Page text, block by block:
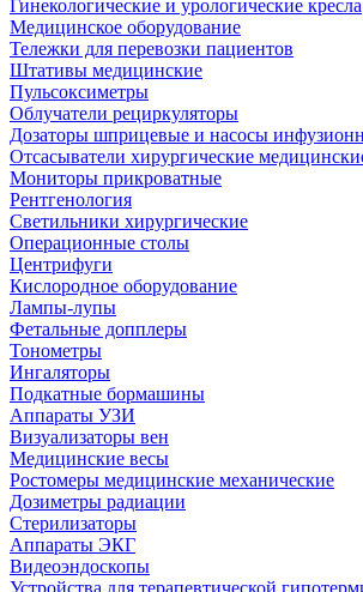
Гинекологические и урологические кресла
Медицинское оборудование
Тележки для перевозки пациентов
Штативы медицинские
Пульсоксиметры
Облучатели рециркуляторы
Дозаторы шприцевые и насосы
Отсасыватели хирургические
Мониторы прикроватные
Рентгенология
Светильники хирургические
Операционные столы
Центрифуги
Кислородное оборудование
Лампы-лупы
Фетальные допплеры
Тонометры
Ингаляторы
Подкатные бормашины
Аппараты УЗИ
Визуализаторы вен
Медицинские весы
Ростомеры медицинские механические
Дозиметры радиации
Стерилизаторы
Аппараты ЭКГ
Видеоэндоскопы
Устройства для терапевтической